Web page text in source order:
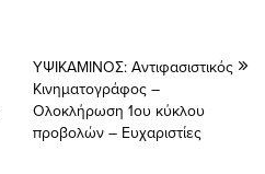
ΥΨΙΚΑΜΙΝΟΣ: Αντιφασιστικός
Κινηματογράφος –
Ολοκλήρωση 1ου κύκλου
προβολών – Ευχαριστίες